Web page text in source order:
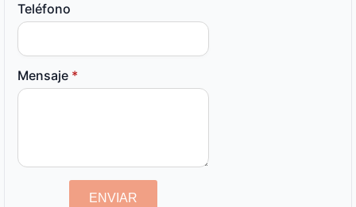
Teléfono
Mensaje *
ENVIAR